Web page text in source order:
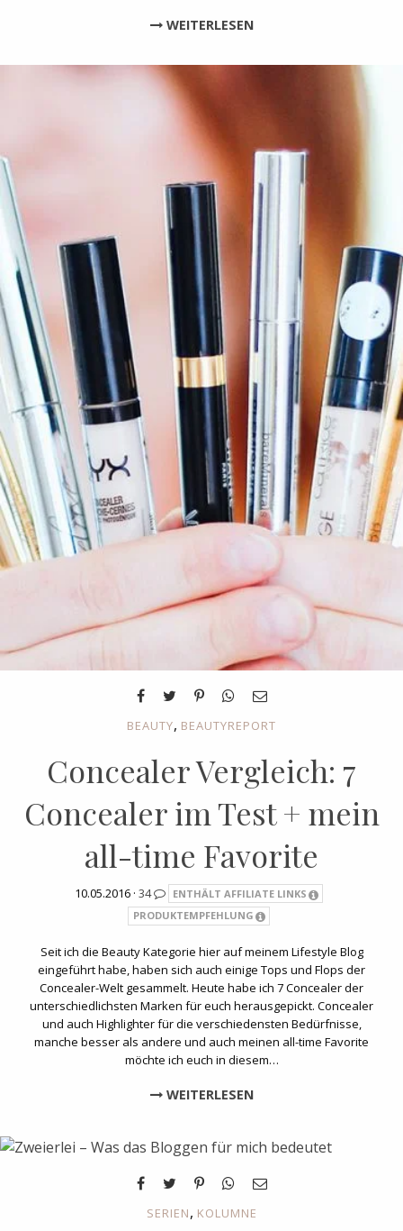
WEITERLESEN
BEAUTY, BEAUTYREPORT
Concealer Vergleich: 7
Concealer im Test + mein
all-time Favorite
10.05.2016 · 34
ENTHÄLT AFFILIATE LINKS
PRODUKTEMPFEHLUNG
Seit ich die Beauty Kategorie hier auf meinem Lifestyle Blog
eingeführt habe, haben sich auch einige Tops und Flops der
Concealer-Welt gesammelt. Heute habe ich 7 Concealer der
unterschiedlichsten Marken für euch herausgepickt. Concealer
und auch Highlighter für die verschiedensten Bedürfnisse,
manche besser als andere und auch meinen all-time Favorite
möchte ich euch in diesem…
WEITERLESEN
SERIEN, KOLUMNE